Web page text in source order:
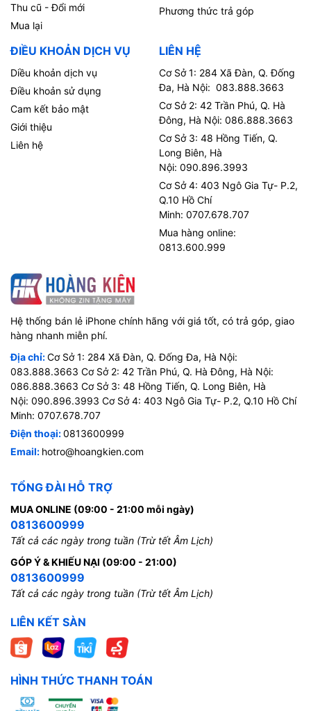
Thu cũ - Đổi mới
Mua lại
Phương thức trả góp
ĐIỀU KHOẢN DỊCH VỤ
Diều khoản dịch vụ
Điều khoản sử dụng
Cam kết bảo mật
Giới thiệu
Liên hệ
LIÊN HỆ
Cơ Sở 1: 284 Xã Đàn, Q. Đống
Đa, Hà Nội: 083.888.3663
Cơ Sở 2: 42 Trần Phú, Q. Hà
Đông, Hà Nội: 086.888.3663
Cơ Sở 3: 48 Hồng Tiến, Q.
Long Biên, Hà
Nội: 090.896.3993
Cơ Sở 4: 403 Ngô Gia Tự- P.2,
Q.10 Hồ Chí
Minh: 0707.678.707
Mua hàng online:
0813.600.999
Hệ thống bán lẻ iPhone chính hãng với giá tốt, có trả góp, giao
hàng nhanh miễn phí.
Địa chỉ:Cơ Sở 1: 284 Xã Đàn, Q. Đống Đa, Hà Nội:
083.888.3663 Cơ Sở 2: 42 Trần Phú, Q. Hà Đông, Hà Nội:
086.888.3663 Cơ Sở 3: 48 Hồng Tiến, Q. Long Biên, Hà
Nội: 090.896.3993 Cơ Sở 4: 403 Ngô Gia Tự- P.2, Q.10 Hồ Chí
Minh: 0707.678.707
Điện thoại:0813600999
Email: hotro@hoangkien.com
TỔNG ĐÀI HỖ TRỢ
MUA ONLINE (09:00 - 21:00 mỗi ngày)
0813600999
Tất cả các ngày trong tuần (Trừ tết Âm Lịch)
GÓP Ý & KHIẾU NẠI (09:00 - 21:00)
0813600999
Tất cả các ngày trong tuần (Trừ tết Âm Lịch)
LIÊN KẾT SÀN
HÌNH THỨC THANH TOÁN